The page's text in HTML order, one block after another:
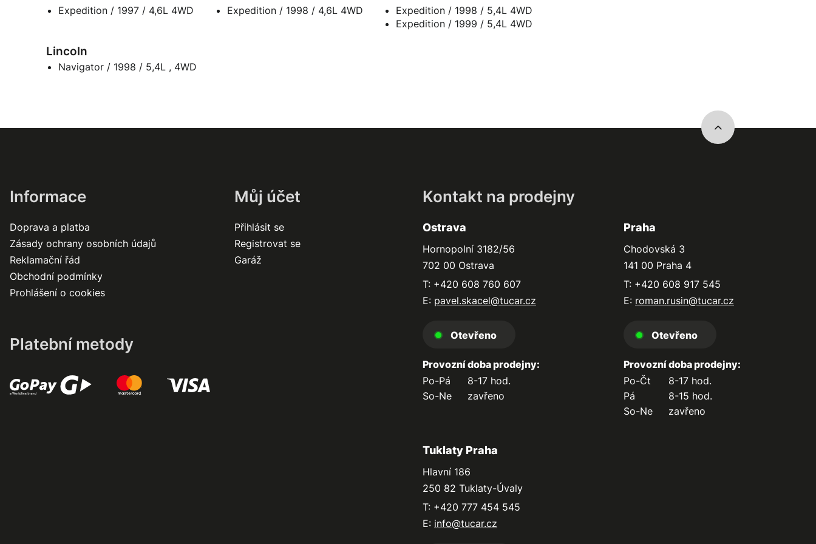
Expedition / 1997 / 4,6L 4WD Expedition / 1998 / 4,6L 4WD
Expedition / 1998 / 5,4L 4WD
Expedition / 1999 / 5,4L 4WD
Lincoln
Navigator / 1998 / 5,4L , 4WD
Informace
Doprava a platba
Zásady ochrany osobních údajů
Reklamační řád
Obchodní podmínky
Prohlášení o cookies
Platební metody
Můj účet
Přihlásit se
Registrovat se
Garáž
Kontakt na prodejny
Ostrava
Hornopolní 3182/56
702 00 Ostrava
T: +420 608 760 607
E: pavel.skacel@tucar.cz
Otevřeno
Provozní doba prodejny:
Po-Pá
8-17 hod.
So-Ne
zavřeno
Praha
Chodovská 3
141 00 Praha 4
T: +420 608 917 545
E: roman.rusin@tucar.cz
Otevřeno
Provozní doba prodejny:
Po-Čt
8-17 hod.
Pá
8-15 hod.
So-Ne
zavřeno
Tuklaty Praha
Hlavní 186
250 82 Tuklaty-Úvaly
T: +420 777 454 545
E: info@tucar.cz